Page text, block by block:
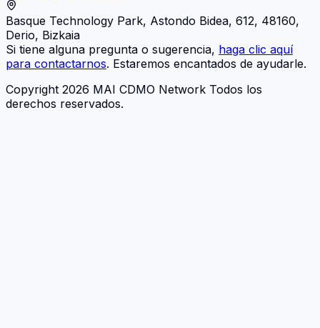
Basque Technology Park, Astondo Bidea, 612, 48160,
Derio, Bizkaia
Si tiene alguna pregunta o sugerencia, haga clic aquí
para contactarnos. Estaremos encantados de ayudarle.
Copyright 2026 MAI CDMO Network Todos los
derechos reservados.